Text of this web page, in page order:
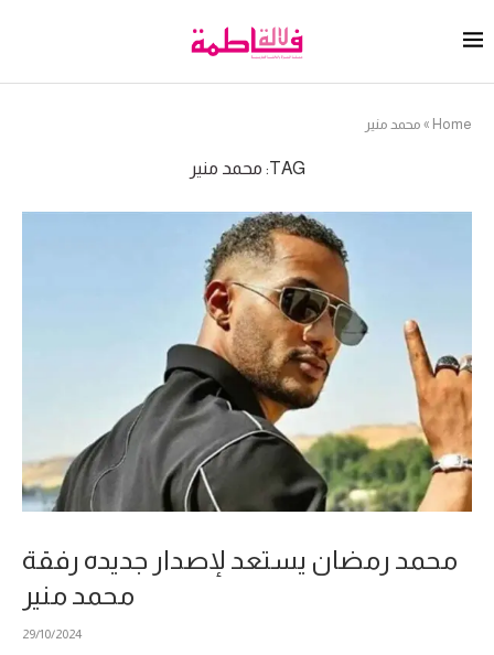
Home
» محمد منير
TAG: محمد منير
محمد رمضان يستعد لإصدار جديده رفقة
محمد منير
29/10/2024